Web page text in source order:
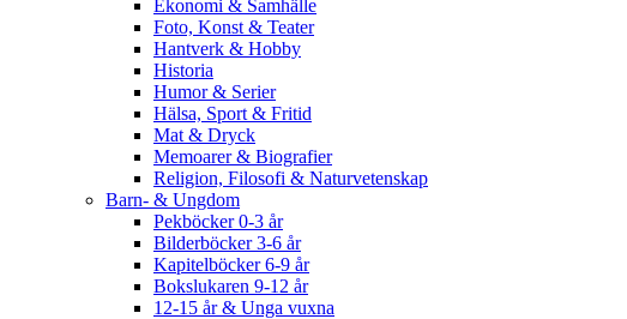
Ekonomi & Samhälle
Foto, Konst & Teater
Hantverk & Hobby
Historia
Humor & Serier
Hälsa, Sport & Fritid
Mat & Dryck
Memoarer & Biografier
Religion, Filosofi & Naturvetenskap
Barn- & Ungdom
Pekböcker 0-3 år
Bilderböcker 3-6 år
Kapitelböcker 6-9 år
Bokslukaren 9-12 år
12-15 år & Unga vuxna